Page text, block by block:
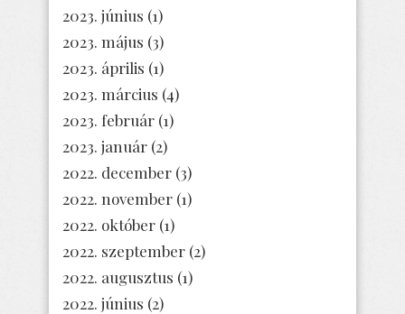
2023. június (1)
2023. május (3)
2023. április (1)
2023. március (4)
2023. február (1)
2023. január (2)
2022. december (3)
2022. november (1)
2022. október (1)
2022. szeptember (2)
2022. augusztus (1)
2022. június (2)